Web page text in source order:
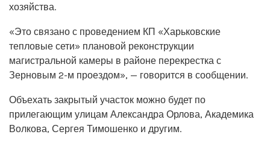
хозяйства.
«Это связано с проведением КП «Харьковские
тепловые сети» плановой реконструкции
магистральной камеры в районе перекрестка с
Зерновым 2-м проездом», — говорится в сообщении.
Объехать закрытый участок можно будет по
прилегающим улицам Александра Орлова, Академика
Волкова, Сергея Тимошенко и другим.